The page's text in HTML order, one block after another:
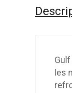
les